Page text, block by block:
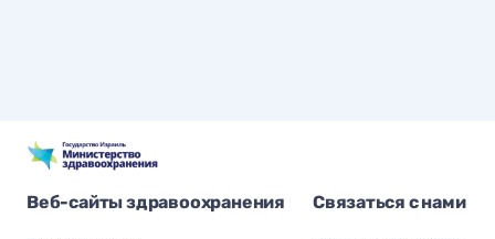
Веб-сайты здравоохранения Связаться с нами